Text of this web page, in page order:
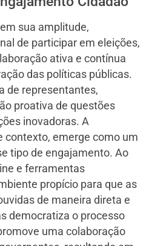
sua amplitude,
de participar em eleições,
ativa e contínua
das políticas públicas.
de representantes,
proativa de questões
inovadoras. A
contexto, emerge como um
tipo de engajamento. Ao
e ferramentas
propício para que as
de maneira direta e
democratiza o processo
uma colaboração